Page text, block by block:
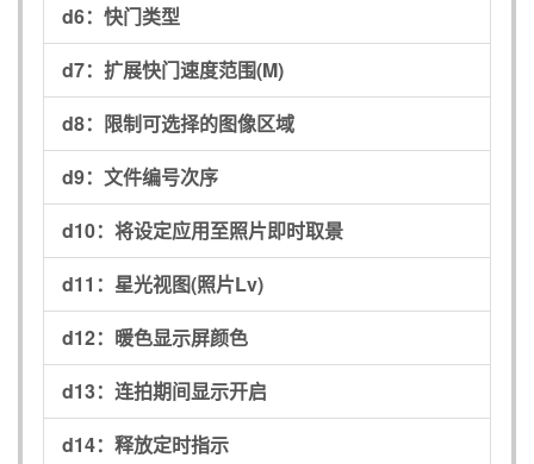
d6： 快门类型
d7： 扩展快门速度范围(M)
d8： 限制可选择的图像区域
d9： 文件编号次序
d10： 将设定应用至照片即时取景
d11： 星光视图(照片Lv)
d12： 暖色显示屏颜色
d13： 连拍期间显示开启
d14： 释放定时指示